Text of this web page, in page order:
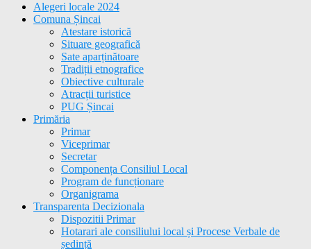
Alegeri locale 2024
Comuna Șincai
Atestare istorică
Situare geografică
Sate aparținătoare
Tradiții etnografice
Obiective culturale
Atracții turistice
PUG Șincai
Primăria
Primar
Viceprimar
Secretar
Componența Consiliul Local
Program de funcționare
Organigrama
Transparenta Decizionala
Dispozitii Primar
Hotarari ale consiliului local și Procese Verbale de
ședință